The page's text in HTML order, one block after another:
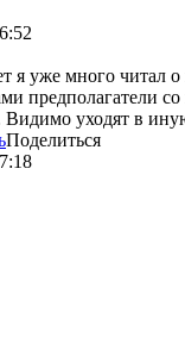
я уже много читал
предполагатели со
Видимо уходят в
Поделиться